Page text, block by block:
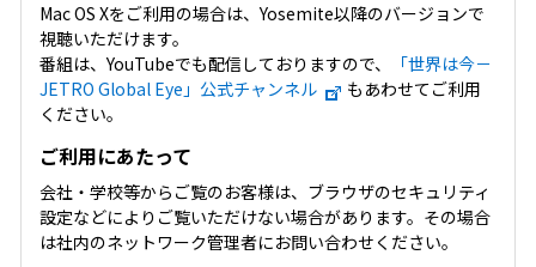
Mac OS Xをご利用の場合は、Yosemite以降のバージョンで
視聴いただけます。
番組は、YouTubeでも配信しておりますので、
「世界は今－
JETRO Global Eye」公式チャンネル
もあわせてご利用
ください。
ご利用にあたって
会社・学校等からご覧のお客様は、ブラウザのセキュリティ
設定などによりご覧いただけない場合があります。その場合
は社内のネットワーク管理者にお問い合わせください。